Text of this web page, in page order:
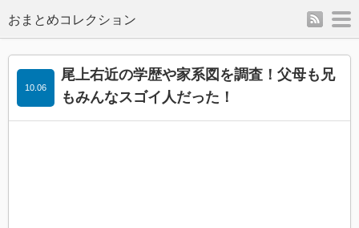
rss
尾上右近の学歴や家系図を調査！父母も兄
もみんなスゴイ人だった！
10.06